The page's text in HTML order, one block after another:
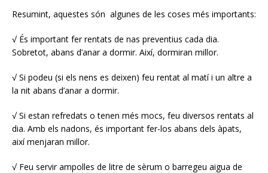
Resumint, aquestes són algunes de les coses més importants:
√ És important fer rentats de nas preventius cada dia.
Sobretot, abans d’anar a dormir. Així, dormiran millor.
√ Si podeu (si els nens es deixen) feu rentat al matí i un altre a
la nit abans d’anar a dormir.
√ Si estan refredats o tenen més mocs, feu diversos rentats al
dia. Amb els nadons, és important fer-los abans dels àpats,
així menjaran millor.
√ Feu servir ampolles de litre de sèrum o barregeu aigua de